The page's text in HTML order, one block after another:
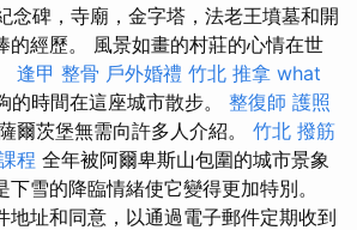
念碑，寺廟，金字塔，法老王墳墓和開
的經歷。 風景如畫的村莊的心情在世
逢甲 整骨 戶外婚禮 竹北 推拿 what
的時間在這座城市散步。 整復師 護照
爾茨堡無需向許多人介紹。 竹北 撥筋
程 全年被阿爾卑斯山包圍的城市景象
雪的降臨情緒使它變得更加特別。
地址和同意，以通過電子郵件定期收到